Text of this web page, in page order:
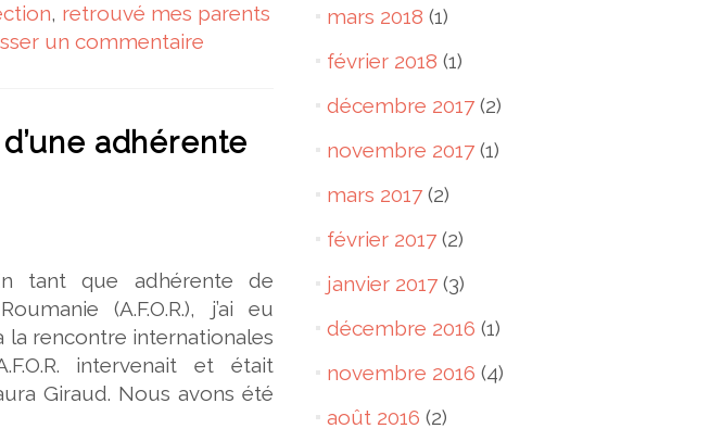
, retrouvé mes parents
un commentaire
adhérente
tant que adhérente de
(A.F.O.R.), j’ai eu
la rencontre internationales
intervenait et était
Giraud. Nous avons été
mars 2018 (1)
février 2018 (1)
décembre 2017(2)
novembre 2017(1)
mars 2017(2)
février 2017(2)
janvier 2017(3)
décembre 2016 (1)
novembre 2016 (4)
août 2016 (2)